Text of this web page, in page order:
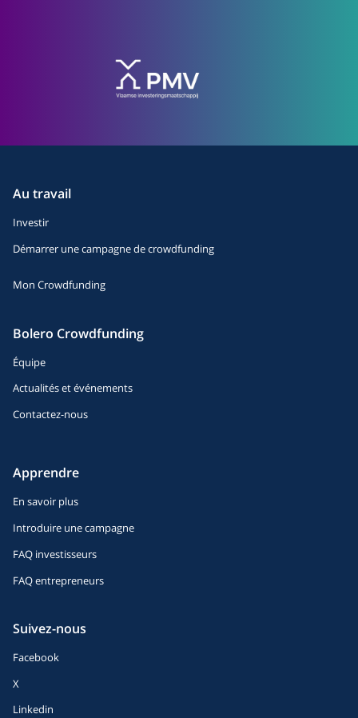
Au travail
Investir
Démarrer une campagne de crowdfunding
Mon Crowdfunding
Bolero Crowdfunding
Équipe
Actualités et événements
Contactez-nous
Apprendre
En savoir plus
Introduire une campagne
FAQ investisseurs
FAQ entrepreneurs
Suivez-nous
Facebook
X
Linkedin